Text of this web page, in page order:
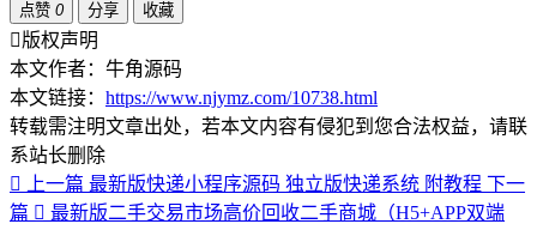
点赞 0 分享 收藏
版权声明
本文作者：牛角源码
本文链接： https://www.njymz.com/10738.html
转载需注明文章出处，若本文内容有侵犯到您合法权益，请联
系站长删除
上一篇 最新版快递小程序源码 独立版快递系统 附教程 下一
篇
最新版二手交易市场高价回收二手商城（H5+APP双端